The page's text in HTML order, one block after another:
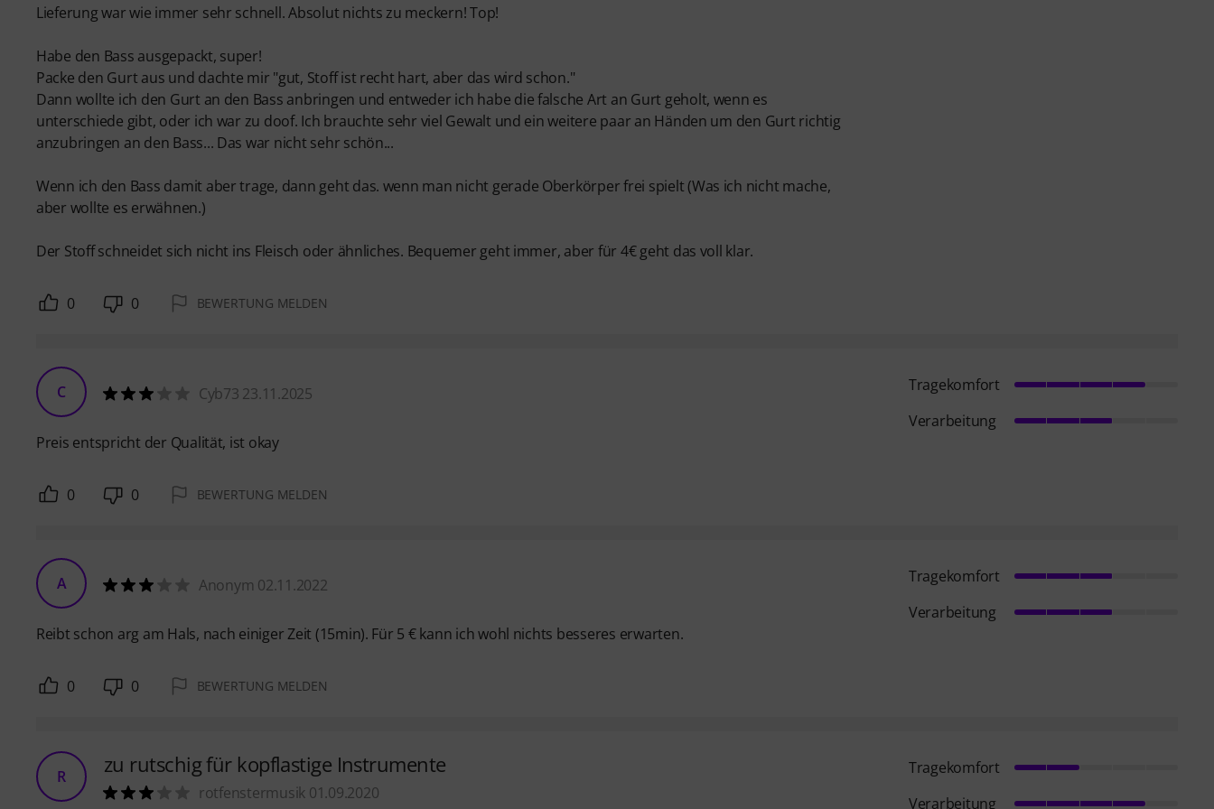
Lieferung war wie immer sehr schnell. Absolut nichts zu meckern! Top!
Habe den Bass ausgepackt, super!
Packe den Gurt aus und dachte mir "gut, Stoff ist recht hart, aber das wird schon."
Dann wollte ich den Gurt an den Bass anbringen und entweder ich habe die falsche Art an Gurt geholt, wenn es
unterschiede gibt, oder ich war zu doof. Ich brauchte sehr viel Gewalt und ein weitere paar an Händen um den Gurt richtig
anzubringen an den Bass... Das war nicht sehr schön...
Wenn ich den Bass damit aber trage, dann geht das. wenn man nicht gerade Oberkörper frei spielt (Was ich nicht mache,
aber wollte es erwähnen.)
Der Stoff schneidet sich nicht ins Fleisch oder ähnliches. Bequemer geht immer, aber für 4€ geht das voll klar.
0 0 BEWERTUNG MELDEN
C Cyb73 23.11.2025
Preis entspricht der Qualität, ist okay
Tragekomfort
Verarbeitung
0 0 BEWERTUNG MELDEN
A Anonym 02.11.2022
Reibt schon arg am Hals, nach einiger Zeit (15min). Für 5 € kann ich wohl nichts besseres erwarten.
Tragekomfort
Verarbeitung
0 0 BEWERTUNG MELDEN
R zu rutschig für kopflastige Instrumente
rotfenstermusik 01.09.2020
Tragekomfort
Verarbeitung